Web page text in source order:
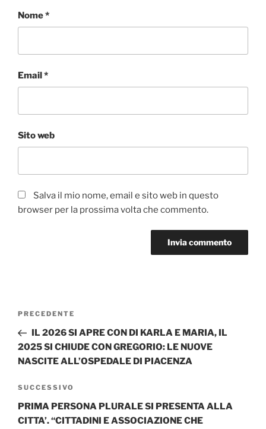
Nome*
Email*
Sito web
Salva il mio nome, email e sito web in questo
browser per la prossima volta che commento.
Navigazione
Articolo
precedente:
PRECEDENTE
IL 2026 SI APRE CON DI KARLA E MARIA, IL
2025 SI CHIUDE CON GREGORIO: LE NUOVE
NASCITE ALL’OSPEDALE DI PIACENZA
Articolo
successivo
SUCCESSIVO
PRIMA PERSONA PLURALE SI PRESENTA ALLA
CITTA’. “CITTADINI E ASSOCIAZIONE CHE